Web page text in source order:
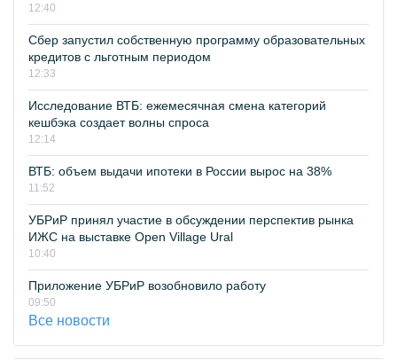
12:40
Сбер запустил собственную программу образовательных
кредитов с льготным периодом
12:33
Исследование ВТБ: ежемесячная смена категорий
кешбэка создает волны спроса
12:14
ВТБ: объем выдачи ипотеки в России вырос на 38%
11:52
УБРиР принял участие в обсуждении перспектив рынка
ИЖС на выставке Open Village Ural
10:40
Приложение УБРиР возобновило работу
09:50
Все новости